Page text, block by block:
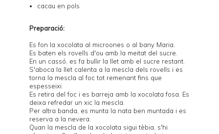
cacau en pols
Preparació:
Es fon la xocolata al microones o al bany Maria.
Es baten els rovells d'ou amb la meitat del sucre.
En un cassó, es fa bullir la llet amb el sucre restant.
S'aboca la llet calenta a la mescla dels rovells i es
torna la mescla al foc tot remenant fins que
espesseixi.
Es retira del foc i es barreja amb la xocolata fosa. Es
deixa refredar un xic la mescla.
Per altra banda, es munta la nata ben muntada i es
reserva a la nevera.
Quan la mescla de la xocolata sigui tèbia, s'hi